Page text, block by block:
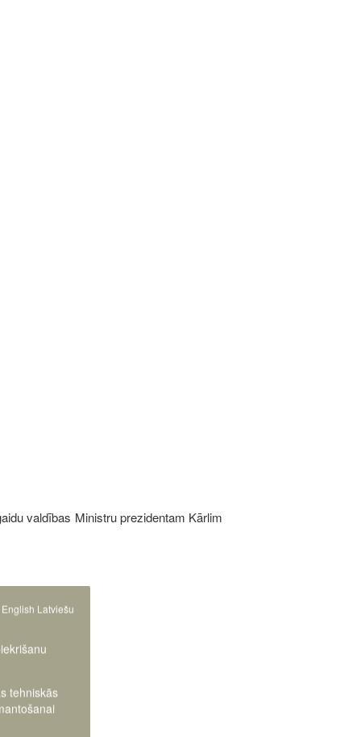
valdības Ministru prezidentam Kārlim
English Latviešu
tehniskās